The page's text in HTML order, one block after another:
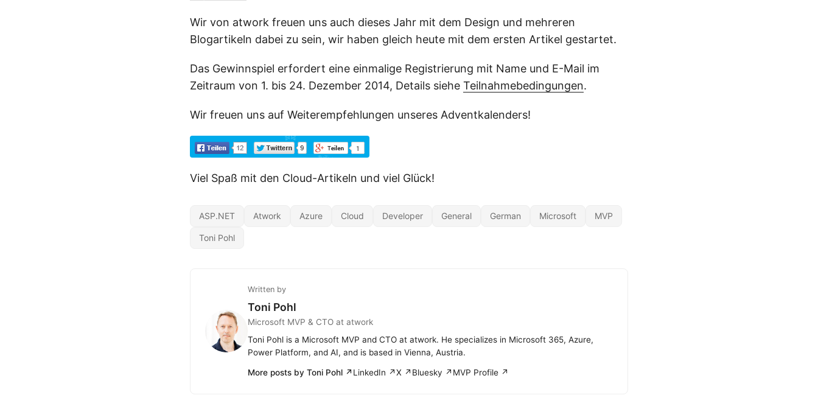
Wir von atwork freuen uns auch dieses Jahr mit dem Design und mehreren
Blogartikeln dabei zu sein, wir haben gleich heute mit dem ersten Artikel gestartet.
Das Gewinnspiel erfordert eine einmalige Registrierung mit Name und E-Mail im
Zeitraum von 1. bis 24. Dezember 2014, Details siehe Teilnahmebedingungen.
Wir freuen uns auf Weiterempfehlungen unseres Adventkalenders!
Viel Spaß mit den Cloud-Artikeln und viel Glück!
ASP.NET Atwork Azure Cloud Developer General German Microsoft MVP
Toni Pohl
Written by
Toni Pohl
Microsoft MVP & CTO at atwork
Toni Pohl is a Microsoft MVP and CTO at atwork. He specializes in Microsoft 365, Azure,
Power Platform, and AI, and is based in Vienna, Austria.
More posts by Toni Pohl ↗LinkedIn ↗X ↗ Bluesky ↗ MVP Profile ↗